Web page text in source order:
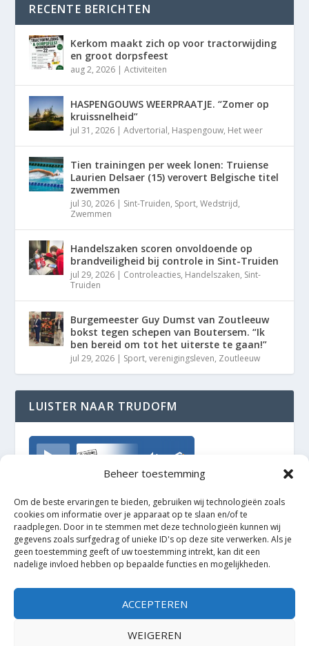
Beheer toestemming
Om de beste ervaringen te bieden, gebruiken wij technologieën zoals
cookies om informatie over je apparaat op te slaan en/of te
raadplegen. Door in te stemmen met deze technologieën kunnen wij
gegevens zoals surfgedrag of unieke ID's op deze site verwerken. Als je
geen toestemming geeft of uw toestemming intrekt, kan dit een
nadelige invloed hebben op bepaalde functies en mogelijkheden.
ACCEPTEREN
WEIGEREN
RECENTE BERICHTEN
Kerkom maakt zich op voor tractorwijding
en groot dorpsfeest
aug 2, 2026 |Activiteiten
HASPENGOUWS WEERPRAATJE. “Zomer op
kruissnelheid”
jul 31, 2026 |Advertorial, Haspengouw, Het weer
Tien trainingen per week lonen: Truiense
Laurien Delsaer (15) verovert Belgische titel
zwemmen
jul 30, 2026 | Sint-Truiden, Sport,Wedstrijd,
Zwemmen
Handelszaken scoren onvoldoende op
brandveiligheid bij controle in Sint-Truiden
jul 29, 2026 | Controleacties, Handelszaken, Sint-
Truiden
Burgemeester Guy Dumst van Zoutleeuw
bokst tegen schepen van Boutersem. “Ik
ben bereid om tot het uiterste te gaan!”
jul 29, 2026 | Sport,verenigingsleven, Zoutleeuw
LUISTER NAAR TRUDOFM
TrudoFM